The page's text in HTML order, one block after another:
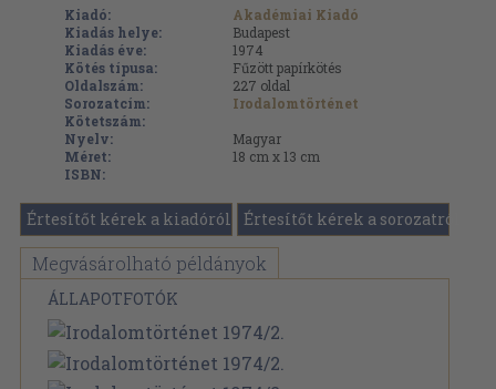
Kiadó:
Akadémiai Kiadó
Kiadás helye:
Budapest
Kiadás éve:
1974
Kötés típusa:
Fűzött papírkötés
Oldalszám:
227 oldal
Sorozatcím:
Irodalomtörténet
Kötetszám:
Nyelv:
Magyar
Méret:
18 cm x 13 cm
ISBN:
Értesítőt kérek a kiadóról Értesítőt kérek a sorozatról
Megvásárolható példányok
ÁLLAPOTFOTÓK